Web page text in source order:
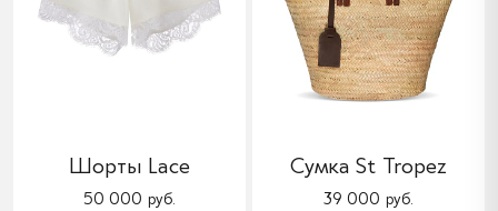
Шорты Lace
50 000 руб.
Сумка St Tropez
39 000 руб.